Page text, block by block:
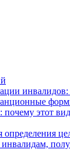
этот
определения